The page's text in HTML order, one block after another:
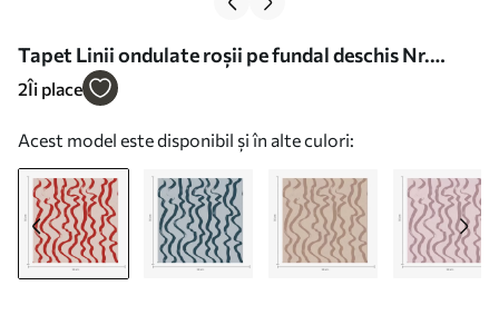
Tapet Linii ondulate roșii pe fundal deschis Nr.
a01168
2Îi place
Acest model este disponibil și în alte culori: